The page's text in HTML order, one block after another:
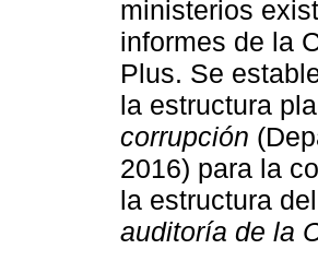
ministerios
informes de la
Plus. Se
la estructura
corrupción
2016) para la
la estructura
auditoría de la